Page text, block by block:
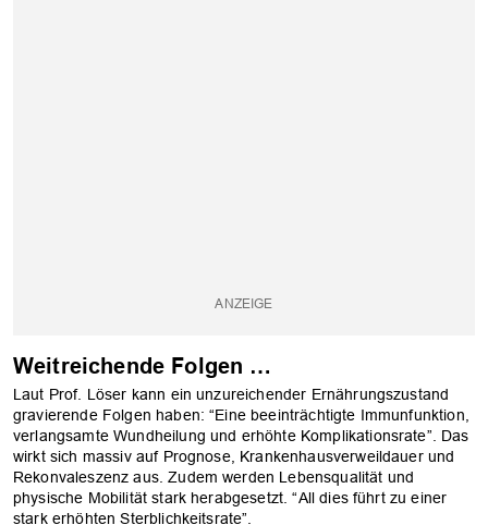
Weitreichende Folgen …
Laut Prof. Löser kann ein unzureichender Ernährungszustand
gravierende Folgen haben: “Eine beeinträchtigte Immunfunktion,
verlangsamte Wundheilung und erhöhte Komplikationsrate”. Das
wirkt sich massiv auf Prognose, Krankenhausverweildauer und
Rekonvaleszenz aus. Zudem werden Lebensqualität und
physische Mobilität stark herabgesetzt. “All dies führt zu einer
stark erhöhten Sterblichkeitsrate”.